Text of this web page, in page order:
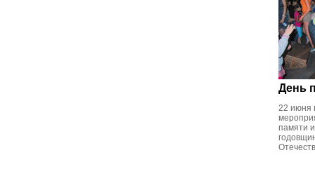
День
22 июня
памяти